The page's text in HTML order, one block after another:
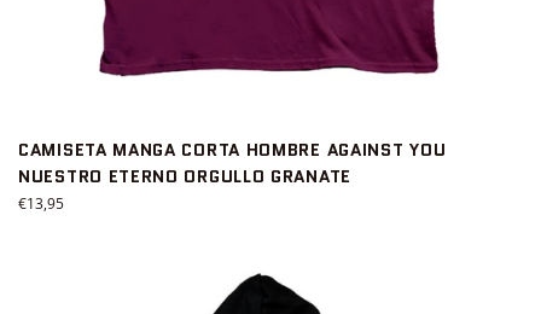
CAMISETA MANGA CORTA HOMBRE AGAINST YOU
NUESTRO ETERNO ORGULLO GRANATE
Precio
€13,95